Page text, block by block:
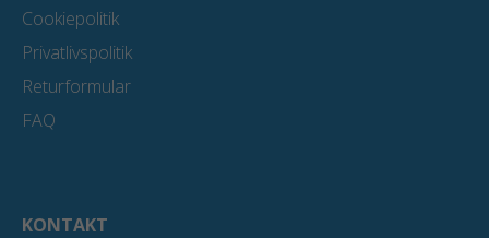
Cookiepolitik
Privatlivspolitik
Returformular
FAQ
KONTAKT